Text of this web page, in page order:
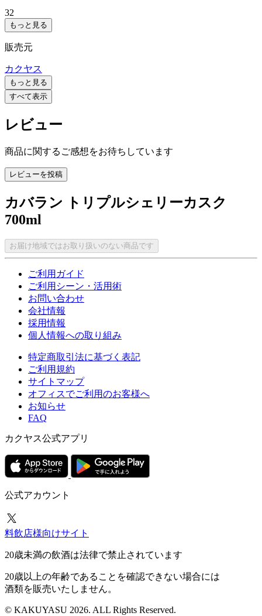
32
もっと見る
販売元
カクヤス
もっと見る
すべて表示
レビュー
商品に関するご感想をお待ちしています
レビューを投稿
カバラン トリプルシェリーカスク
700ml
お届け地域ではお取り扱いのない商品です
ご利用ガイド
ご利用シーン・活用術
お問い合わせ
会社情報
採用情報
個人情報への取り組み
特定商取引法に基づく表記
ご利用規約
サイトマップ
オフィスでご利用のお客様へ
お知らせ
FAQ
カクヤス公式アプリ
公式アカウント
料飲店様向けサイト
20歳未満の飲酒は法律で禁止されています
20歳以上の年齢であることを確認できない場合には
酒類を販売いたしません。
© KAKUYASU 2026. ALL Rights Reserved.